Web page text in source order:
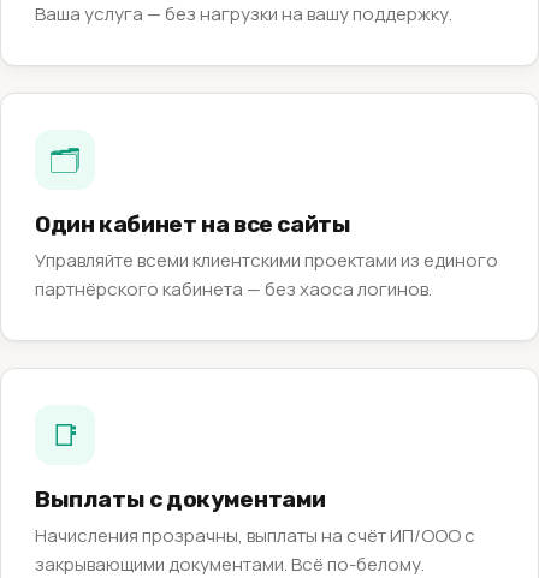
Ваша услуга — без нагрузки на вашу поддержку.
🗂️
Один кабинет на все сайты
Управляйте всеми клиентскими проектами из единого
партнёрского кабинета — без хаоса логинов.
📑
Выплаты с документами
Начисления прозрачны, выплаты на счёт ИП/ООО с
закрывающими документами. Всё по-белому.